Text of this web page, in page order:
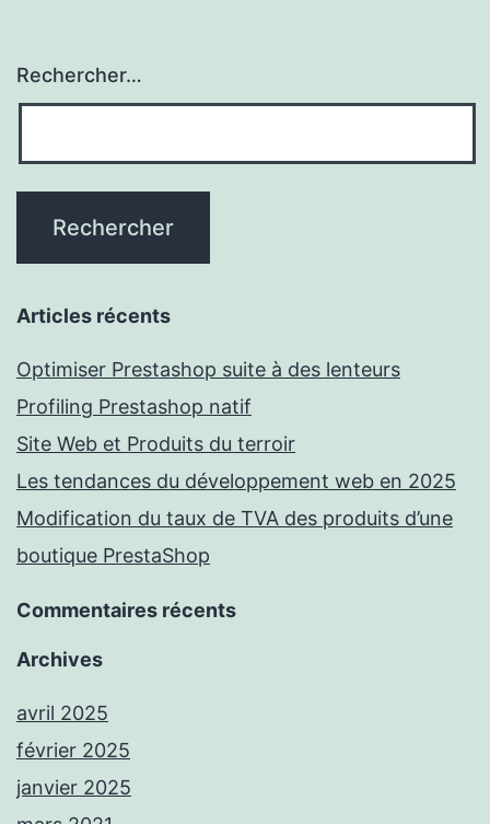
Rechercher…
Articles récents
Optimiser Prestashop suite à des lenteurs
Profiling Prestashop natif
Site Web et Produits du terroir
Les tendances du développement web en 2025
Modification du taux de TVA des produits d’une
boutique PrestaShop
Commentaires récents
Archives
avril 2025
février 2025
janvier 2025